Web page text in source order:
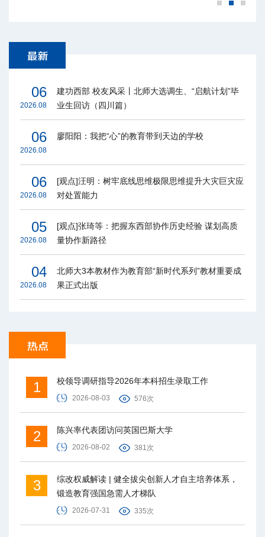
06
2026.08
建功西部 校友风采丨北师大选调生、“启航计划”毕
业生回访（四川篇）
06
2026.08
廖阳阳：我把“心”的教育带到天边的学校
06
2026.08
[观点]汪明：树牢底线思维极限思维提升大灾巨灾应
对处置能力
05
2026.08
[观点]张琦等：把握东西部协作历史经验 谋划高质
量协作新路径
04
2026.08
北师大3本教材作为教育部“新时代系列”教材重要成
果正式出版
1 校领导调研指导2026年本科招生录取工作
2026-08-03 576次
2 陈兴率代表团访问英国巴斯大学
2026-08-02 381次
3
综改权威解读 | 健全拔尖创新人才自主培养体系，
锻造教育强国急需人才梯队
2026-07-31 335次